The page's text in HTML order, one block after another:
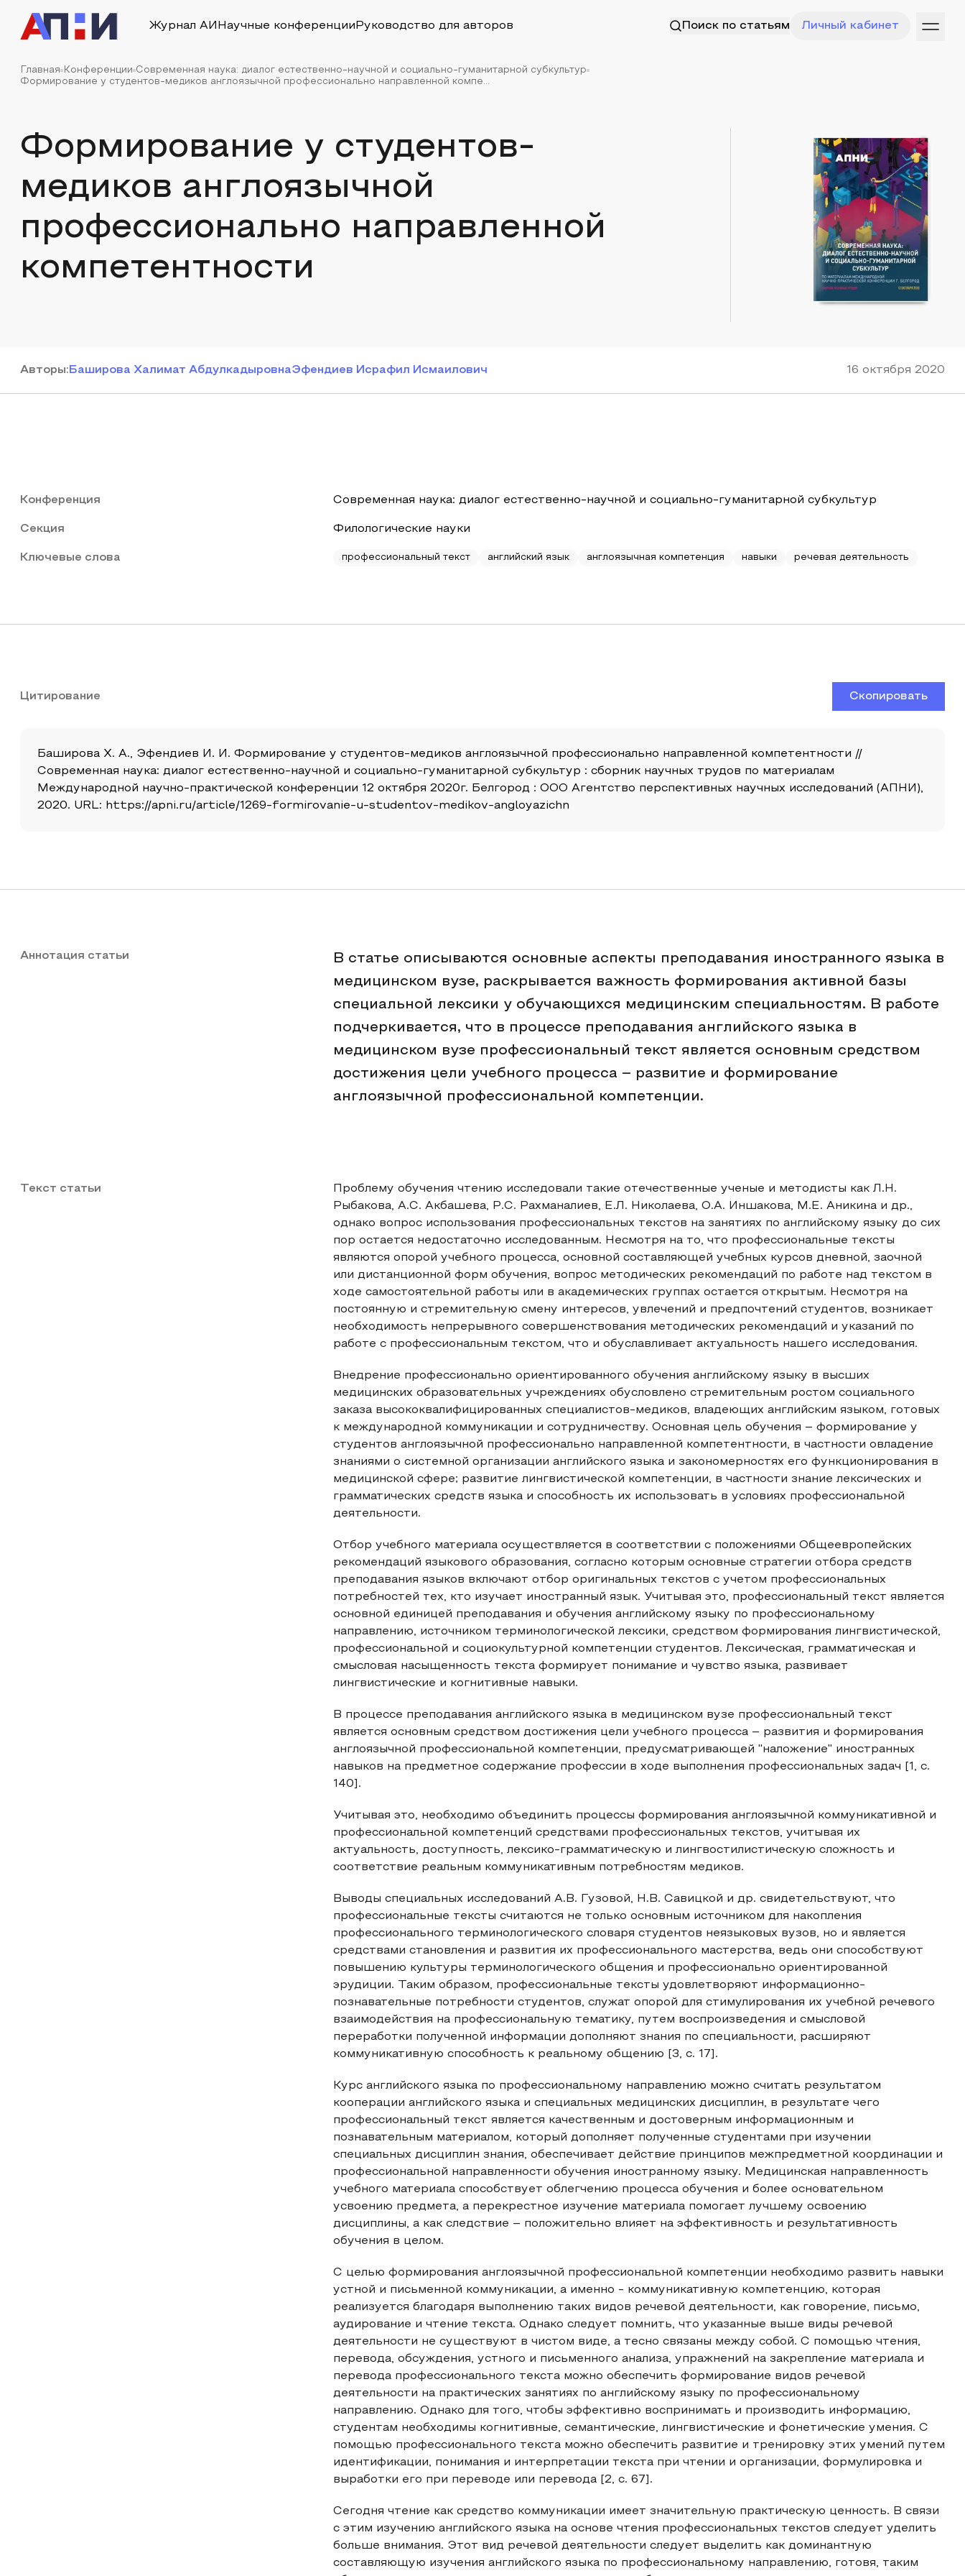
Журнал АИ Научные конференции Руководство для авторов Поиск по статьям Личный кабинет
Главная Конференции Современная наука: диалог естественно-научной и социально-гуманитарной субкультур
Формирование у студентов-медиков англоязычной профессионально направленной компе...
Формирование у студентов-
медиков англоязычной
профессионально направленной
компетентности
Авторы: Баширова Халимат АбдулкадыровнаЭфендиев Исрафил Исмаилович 16 октября 2020
Конференция Современная наука: диалог естественно-научной и социально-гуманитарной субкультур
Секция Филологические науки
Ключевые слова профессиональный текст английский язык англоязычная компетенция навыки речевая деятельность
Цитирование Скопировать
Баширова Х. А., Эфендиев И. И. Формирование у студентов-медиков англоязычной профессионально направленной компетентности //
Современная наука: диалог естественно-научной и социально-гуманитарной субкультур : сборник научных трудов по материалам
Международной научно-практической конференции 12 октября 2020г. Белгород : ООО Агентство перспективных научных исследований (АПНИ),
2020. URL: https://apni.ru/article/1269-formirovanie-u-studentov-medikov-angloyazichn
Аннотация статьи
В статье описываются основные аспекты преподавания иностранного языка в
медицинском вузе, раскрывается важность формирования активной базы
специальной лексики у обучающихся медицинским специальностям. В работе
подчеркивается, что в процессе преподавания английского языка в
медицинском вузе профессиональный текст является основным средством
достижения цели учебного процесса – развитие и формирование
англоязычной профессиональной компетенции.
Текст статьи
Проблему обучения чтению исследовали такие отечественные ученые и методисты как Л.Н.
Рыбакова, А.С. Акбашева, Р.С. Рахманалиев, Е.Л. Николаева, О.А. Иншакова, М.Е. Аникина и др.,
однако вопрос использования профессиональных текстов на занятиях по английскому языку до сих
пор остается недостаточно исследованным. Несмотря на то, что профессиональные тексты
являются опорой учебного процесса, основной составляющей учебных курсов дневной, заочной
или дистанционной форм обучения, вопрос методических рекомендаций по работе над текстом в
ходе самостоятельной работы или в академических группах остается открытым. Несмотря на
постоянную и стремительную смену интересов, увлечений и предпочтений студентов, возникает
необходимость непрерывного совершенствования методических рекомендаций и указаний по
работе с профессиональным текстом, что и обуславливает актуальность нашего исследования.
Внедрение профессионально ориентированного обучения английскому языку в высших
медицинских образовательных учреждениях обусловлено стремительным ростом социального
заказа высококвалифицированных специалистов-медиков, владеющих английским языком, готовых
к международной коммуникации и сотрудничеству. Основная цель обучения – формирование у
студентов англоязычной профессионально направленной компетентности, в частности овладение
знаниями о системной организации английского языка и закономерностях его функционирования в
медицинской сфере; развитие лингвистической компетенции, в частности знание лексических и
грамматических средств языка и способность их использовать в условиях профессиональной
деятельности.
Отбор учебного материала осуществляется в соответствии с положениями Общеевропейских
рекомендаций языкового образования, согласно которым основные стратегии отбора средств
преподавания языков включают отбор оригинальных текстов с учетом профессиональных
потребностей тех, кто изучает иностранный язык. Учитывая это, профессиональный текст является
основной единицей преподавания и обучения английскому языку по профессиональному
направлению, источником терминологической лексики, средством формирования лингвистической,
профессиональной и социокультурной компетенции студентов. Лексическая, грамматическая и
смысловая насыщенность текста формирует понимание и чувство языка, развивает
лингвистические и когнитивные навыки.
В процессе преподавания английского языка в медицинском вузе профессиональный текст
является основным средством достижения цели учебного процесса – развития и формирования
англоязычной профессиональной компетенции, предусматривающей "наложение" иностранных
навыков на предметное содержание профессии в ходе выполнения профессиональных задач [1, с.
140].
Учитывая это, необходимо объединить процессы формирования англоязычной коммуникативной и
профессиональной компетенций средствами профессиональных текстов, учитывая их
актуальность, доступность, лексико-грамматическую и лингвостилистическую сложность и
соответствие реальным коммуникативным потребностям медиков.
Выводы специальных исследований А.В. Гузовой, Н.В. Савицкой и др. свидетельствуют, что
профессиональные тексты считаются не только основным источником для накопления
профессионального терминологического словаря студентов неязыковых вузов, но и является
средствами становления и развития их профессионального мастерства, ведь они способствуют
повышению культуры терминологического общения и профессионально ориентированной
эрудиции. Таким образом, профессиональные тексты удовлетворяют информационно-
познавательные потребности студентов, служат опорой для стимулирования их учебной речевого
взаимодействия на профессиональную тематику, путем воспроизведения и смысловой
переработки полученной информации дополняют знания по специальности, расширяют
коммуникативную способность к реальному общению [3, с. 17].
Курс английского языка по профессиональному направлению можно считать результатом
кооперации английского языка и специальных медицинских дисциплин, в результате чего
профессиональный текст является качественным и достоверным информационным и
познавательным материалом, который дополняет полученные студентами при изучении
специальных дисциплин знания, обеспечивает действие принципов межпредметной координации и
профессиональной направленности обучения иностранному языку. Медицинская направленность
учебного материала способствует облегчению процесса обучения и более основательном
усвоению предмета, а перекрестное изучение материала помогает лучшему освоению
дисциплины, а как следствие – положительно влияет на эффективность и результативность
обучения в целом.
С целью формирования англоязычной профессиональной компетенции необходимо развить навыки
устной и письменной коммуникации, а именно - коммуникативную компетенцию, которая
реализуется благодаря выполнению таких видов речевой деятельности, как говорение, письмо,
аудирование и чтение текста. Однако следует помнить, что указанные выше виды речевой
деятельности не существуют в чистом виде, а тесно связаны между собой. С помощью чтения,
перевода, обсуждения, устного и письменного анализа, упражнений на закрепление материала и
перевода профессионального текста можно обеспечить формирование видов речевой
деятельности на практических занятиях по английскому языку по профессиональному
направлению. Однако для того, чтобы эффективно воспринимать и производить информацию,
студентам необходимы когнитивные, семантические, лингвистические и фонетические умения. С
помощью профессионального текста можно обеспечить развитие и тренировку этих умений путем
идентификации, понимания и интерпретации текста при чтении и организации, формулировка и
выработки его при переводе или перевода [2, с. 67].
Сегодня чтение как средство коммуникации имеет значительную практическую ценность. В связи
с этим изучению английского языка на основе чтения профессиональных текстов следует уделить
больше внимания. Этот вид речевой деятельности следует выделить как доминантную
составляющую изучения английского языка по профессиональному направлению, готовя, таким